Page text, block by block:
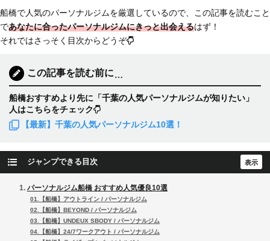
船橋で人気のパーソナルジムを厳選しているので、この記事を読むこと
であなたに合ったパーソナルジムにきっと出会えるはず！
それではさっそく目次からどうぞ
この記事を読む前に…
船橋おすすめより先に「千葉の人気パーソナルジムが知りたい」
人はこちらをチェック
【最新】千葉の人気パーソナルジム10選！
ジャンプできる目次
パーソナルジム船橋 おすすめ人気優良10選
01.【船橋】アウトライン / パーソナルジム
02.【船橋】BEYOND / パーソナルジム
03.【船橋】UNDEUX SBODY / パーソナルジム
04.【船橋】24/7ワークアウト / パーソナルジム